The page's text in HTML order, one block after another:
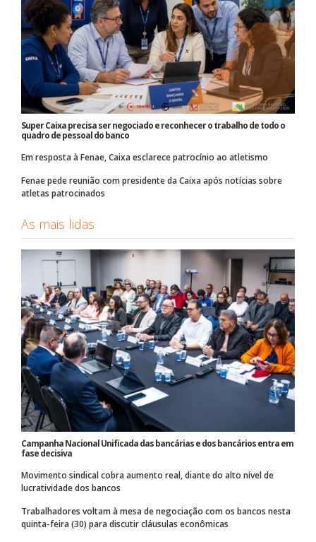
Super Caixa precisa ser negociado e reconhecer o trabalho de todo o
quadro de pessoal do banco
Em resposta à Fenae, Caixa esclarece patrocínio ao atletismo
Fenae pede reunião com presidente da Caixa após notícias sobre
atletas patrocinados
As mais lidas
Campanha Nacional Unificada das bancárias e dos bancários entra em
fase decisiva
Movimento sindical cobra aumento real, diante do alto nível de
lucratividade dos bancos
Trabalhadores voltam à mesa de negociação com os bancos nesta
quinta-feira (30) para discutir cláusulas econômicas